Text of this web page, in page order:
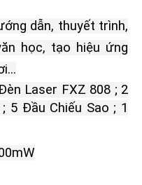
dẫn, thuyết trình,
học, tạo hiệu ứng
Laser FXZ 808 ; 2
5 Đầu Chiếu Sao ; 1